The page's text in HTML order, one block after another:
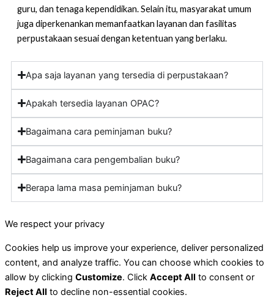
guru, dan tenaga kependidikan. Selain itu, masyarakat umum
juga diperkenankan memanfaatkan layanan dan fasilitas
perpustakaan sesuai dengan ketentuan yang berlaku.
Apa saja layanan yang tersedia di perpustakaan?
Apakah tersedia layanan OPAC?
Bagaimana cara peminjaman buku?
Bagaimana cara pengembalian buku?
Berapa lama masa peminjaman buku?
We respect your privacy
Cookies help us improve your experience, deliver personalized
content, and analyze traffic. You can choose which cookies to
allow by clicking Customize. Click Accept All to consent or
Reject All to decline non-essential cookies.